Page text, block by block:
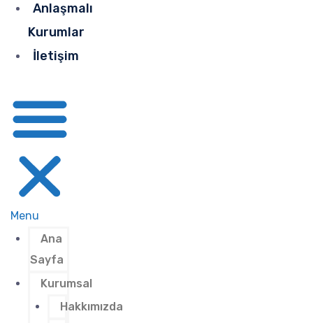
Anlaşmalı
Kurumlar
İletişim
Menu
Ana
Sayfa
Kurumsal
Hakkımızda